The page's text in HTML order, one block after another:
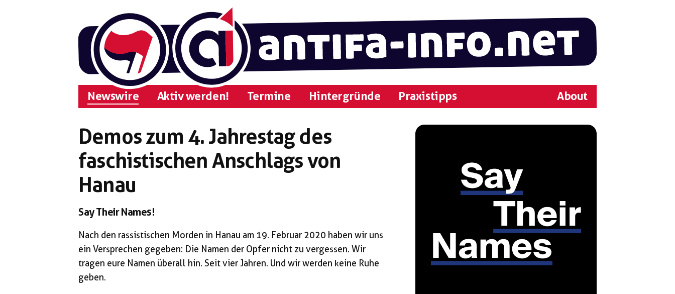
Newswire Aktiv werden! Termine Hintergründe Praxistipps About
Demos zum 4. Jahrestag des
faschistischen Anschlags von
Hanau
Say Their Names!
Nach den rassistischen Morden in Hanau am 19. Februar 2020 haben wir uns
ein Versprechen gegeben: Die Namen der Opfer nicht zu vergessen. Wir
tragen eure Namen überall hin. Seit vier Jahren. Und wir werden keine Ruhe
geben.